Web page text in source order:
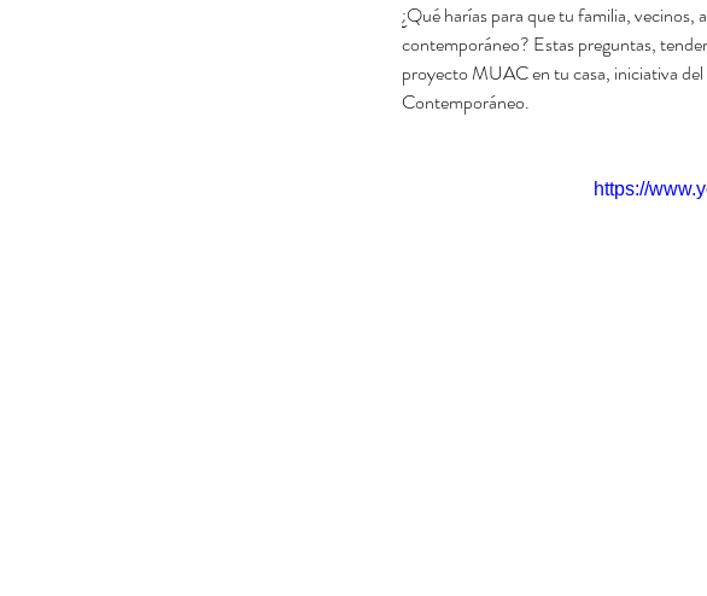
¿Qué harías para que tu familia,
contemporáneo? Estas preguntas,
proyecto MUAC en tu casa, iniciativa
Contemporáneo.
https://